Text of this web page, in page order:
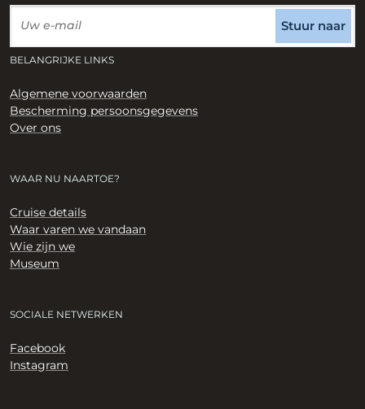
Stuur naar
BELANGRIJKE LINKS
Algemene voorwaarden
Bescherming persoonsgegevens
Over ons
WAAR NU NAARTOE?
Cruise details
Waar varen we vandaan
Wie zijn we
Museum
SOCIALE NETWERKEN
Facebook
Instagram